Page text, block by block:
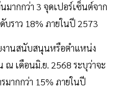
ากกว่า 3 จุดเปอร์เซ็นต์จาก
ราว 18% ภายในปี 2573
งานสนับสนุนหรือตำแหน่ง
ณ เดือนมิ.ย. 2568 ระบุว่าจะ
มากกว่า 15% ภายในปี